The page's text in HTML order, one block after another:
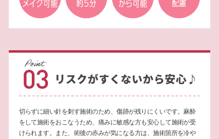
切らずに細い針を刺す施術のため、傷跡が残りにくいです。麻酔
をして施術をおこなうため、痛みに敏感な方も安心して施術が受
けられます。また、術後の赤みが気になる方は、施術箇所を冷や